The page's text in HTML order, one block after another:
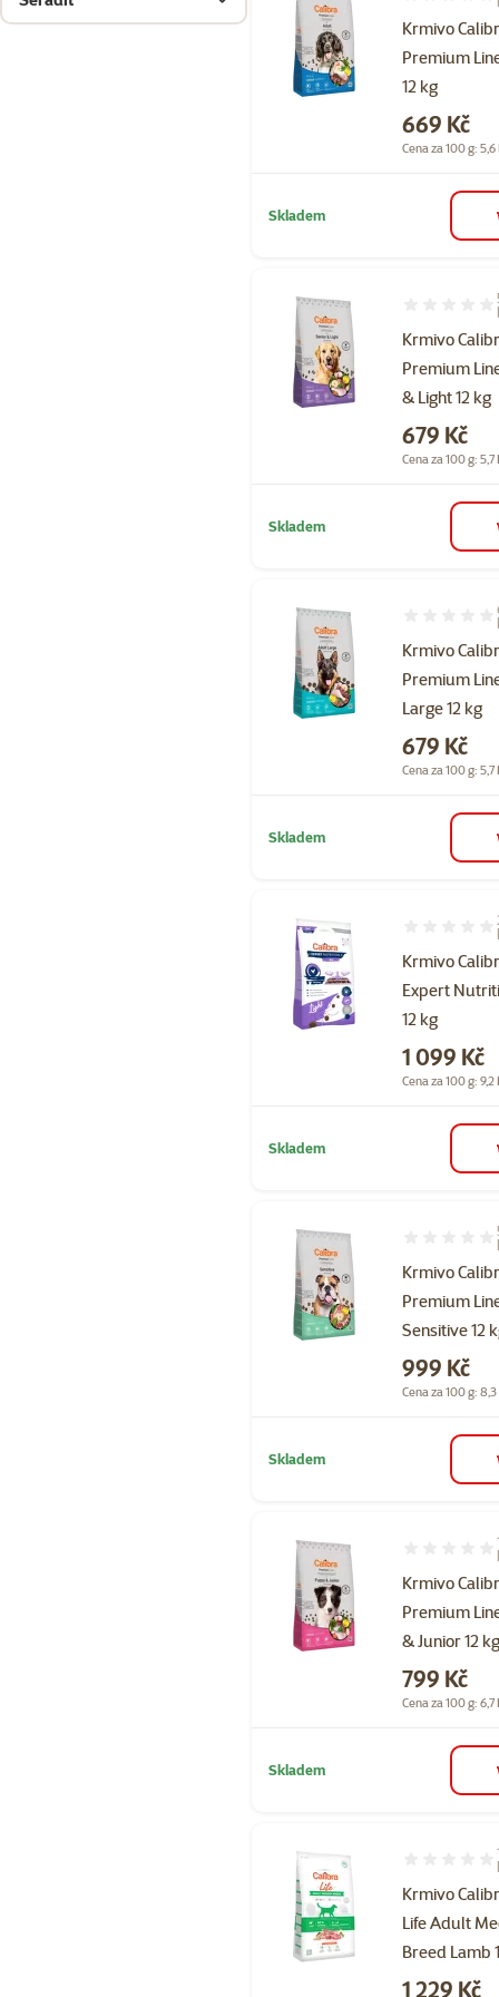
Krmivo
Premium
12 kg
Cena
669 Kč
Cena za 100 g: 5,6
Skladem
Krmivo
Premium
& Light 12 kg
Hodnocení
Cena
679 Kč
Cena za 100 g: 5,7
Skladem
Krmivo
Premium
Large 12 kg
Hodnocení
Cena
679 Kč
Cena za 100 g: 5,7
Skladem
Krmivo
Expert
12 kg
Hodnocení
Cena
1 099 Kč
Cena za 100 g: 9,2
Skladem
Krmivo
Premium
Sensitive 12
Hodnocení
Cena
999 Kč
Cena za 100 g:
Skladem
Krmivo
Premium
& Junior 12
Hodnocení
Cena
799 Kč
Cena za 100 g: 6,7
Skladem
Krmivo
Life Adult
Breed Lamb
Hodnocení
Cena
1 229 Kč